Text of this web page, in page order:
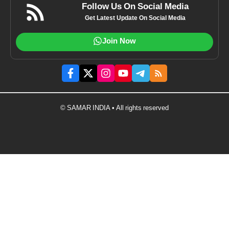
Follow Us On Social Media
Get Latest Update On Social Media
Join Now
© SAMAR INDIA • All rights reserved